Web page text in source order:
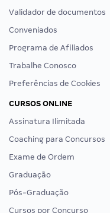
Validador de documentos
Conveniados
Programa de Afiliados
Trabalhe Conosco
Preferências de Cookies
CURSOS ONLINE
Assinatura Ilimitada
Coaching para Concursos
Exame de Ordem
Graduação
Pós-Graduação
Cursos por Concurso